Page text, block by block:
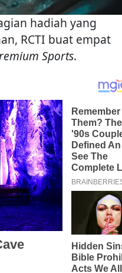
hadiah yang
RCTI buat empat
Sports.